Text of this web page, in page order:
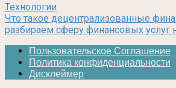
Технологии
Что такое децентрализованные
разбираем сферу финансовых услуг
Пользовательское Соглашение
Политика конфиденциальности
Дисклеймер